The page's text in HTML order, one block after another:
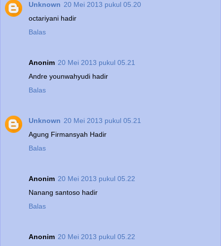
Unknown 20 Mei 2013 pukul 05.20
octariyani hadir
Balas
Anonim 20 Mei 2013 pukul 05.21
Andre younwahyudi hadir
Balas
Unknown 20 Mei 2013 pukul 05.21
Agung Firmansyah Hadir
Balas
Anonim 20 Mei 2013 pukul 05.22
Nanang santoso hadir
Balas
Anonim 20 Mei 2013 pukul 05.22